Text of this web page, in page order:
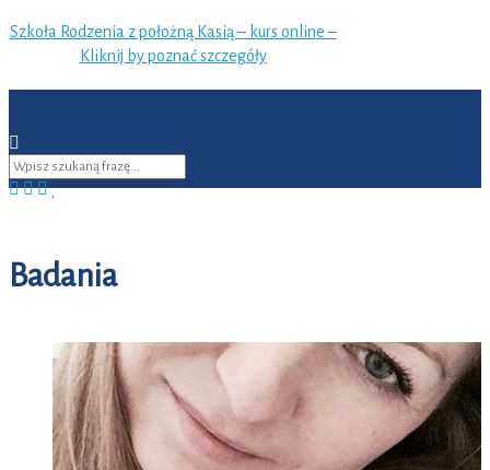
Szkoła Rodzenia z położną Kasią – kurs online –
Kliknij by poznać szczegóły
Badania